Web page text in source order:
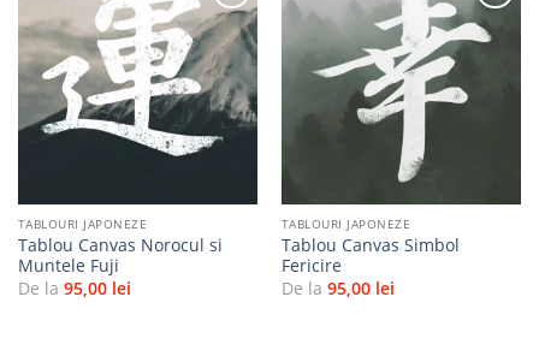
Adaugă
la
favorite
TABLOURI JAPONEZE
Tablou Canvas Norocul si
Muntele Fuji
De la 95,00 lei
favorite
TABLOURI JAPONEZE
Tablou Canvas Simbol
Fericire
De la 95,00 lei